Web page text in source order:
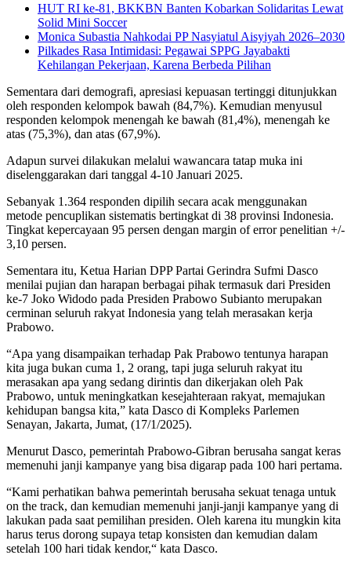
HUT RI ke-81, BKKBN Banten Kobarkan Solidaritas Lewat
Solid Mini Soccer
Monica Subastia Nahkodai PP Nasyiatul Aisyiyah 2026–2030
Pilkades Rasa Intimidasi: Pegawai SPPG Jayabakti
Kehilangan Pekerjaan, Karena Berbeda Pilihan
Sementara dari demografi, apresiasi kepuasan tertinggi ditunjukkan
oleh responden kelompok bawah (84,7%). Kemudian menyusul
responden kelompok menengah ke bawah (81,4%), menengah ke
atas (75,3%), dan atas (67,9%).
Adapun survei dilakukan melalui wawancara tatap muka ini
diselenggarakan dari tanggal 4-10 Januari 2025.
Sebanyak 1.364 responden dipilih secara acak menggunakan
metode pencuplikan sistematis bertingkat di 38 provinsi Indonesia.
Tingkat kepercayaan 95 persen dengan margin of error penelitian +/-
3,10 persen.
Sementara itu, Ketua Harian DPP Partai Gerindra Sufmi Dasco
menilai pujian dan harapan berbagai pihak termasuk dari Presiden
ke-7 Joko Widodo pada Presiden Prabowo Subianto merupakan
cerminan seluruh rakyat Indonesia yang telah merasakan kerja
Prabowo.
“Apa yang disampaikan terhadap Pak Prabowo tentunya harapan
kita juga bukan cuma 1, 2 orang, tapi juga seluruh rakyat itu
merasakan apa yang sedang dirintis dan dikerjakan oleh Pak
Prabowo, untuk meningkatkan kesejahteraan rakyat, memajukan
kehidupan bangsa kita,” kata Dasco di Kompleks Parlemen
Senayan, Jakarta, Jumat, (17/1/2025).
Menurut Dasco, pemerintah Prabowo-Gibran berusaha sangat keras
memenuhi janji kampanye yang bisa digarap pada 100 hari pertama.
“Kami perhatikan bahwa pemerintah berusaha sekuat tenaga untuk
on the track, dan kemudian memenuhi janji-janji kampanye yang di
lakukan pada saat pemilihan presiden. Oleh karena itu mungkin kita
harus terus dorong supaya tetap konsisten dan kemudian dalam
setelah 100 hari tidak kendor,“ kata Dasco.